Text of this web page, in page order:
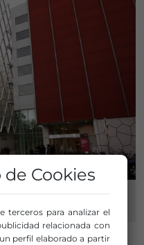
Cookies
terceros para analizar el
relacionada con
perfil elaborado a partir